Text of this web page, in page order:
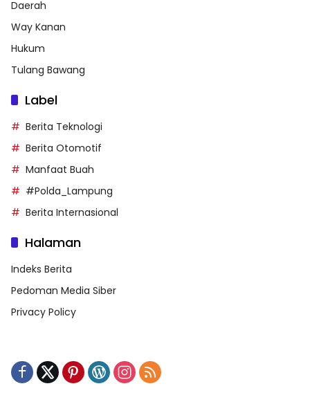
Daerah
Way Kanan
Hukum
Tulang Bawang
Label
Berita Teknologi
Berita Otomotif
Manfaat Buah
#Polda_Lampung
Berita Internasional
Halaman
Indeks Berita
Pedoman Media Siber
Privacy Policy